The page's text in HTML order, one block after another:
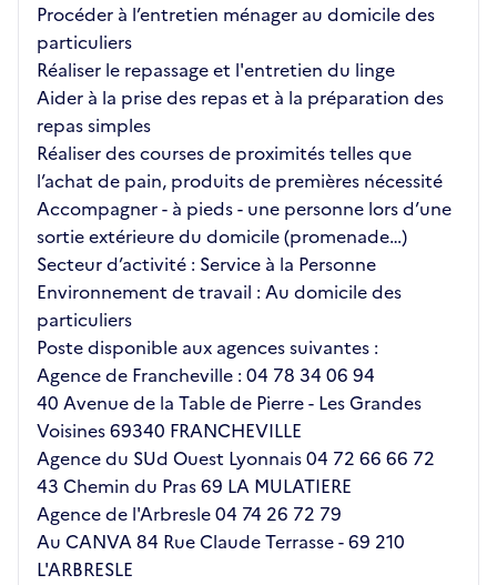
Procéder à l’entretien ménager au domicile des
particuliers
Réaliser le repassage et l'entretien du linge
Aider à la prise des repas et à la préparation des
repas simples
Réaliser des courses de proximités telles que
l’achat de pain, produits de premières nécessité
Accompagner - à pieds - une personne lors d’une
sortie extérieure du domicile (promenade…)
Secteur d’activité : Service à la Personne
Environnement de travail : Au domicile des
particuliers
Poste disponible aux agences suivantes :
Agence de Francheville : 04 78 34 06 94
40 Avenue de la Table de Pierre - Les Grandes
Voisines 69340 FRANCHEVILLE
Agence du SUd Ouest Lyonnais 04 72 66 66 72
43 Chemin du Pras 69 LA MULATIERE
Agence de l'Arbresle 04 74 26 72 79
Au CANVA 84 Rue Claude Terrasse - 69 210
L'ARBRESLE